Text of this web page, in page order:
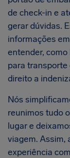
de check-in e
gerar dúvidas.
informações
entender,
para transporte
direito a
Nós
reunimos tudo
lugar e
viagem. Assim,
experiência